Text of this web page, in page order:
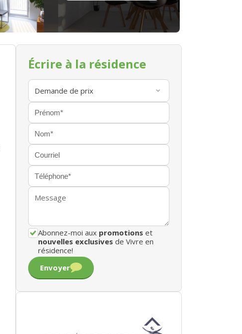
Écrire à la résidence
Abonnez-moi aux promotions et
nouvelles exclusives de Vivre en
résidence!
Envoyer